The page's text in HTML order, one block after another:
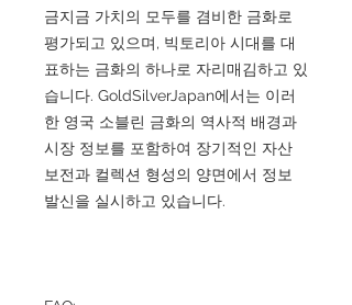
금지금 가치의 모두를 겸비한 금화로
평가되고 있으며, 빅토리아 시대를 대
표하는 금화의 하나로 자리매김하고 있
습니다. GoldSilverJapan에서는 이러
한 영국 소블린 금화의 역사적 배경과
시장 정보를 포함하여 장기적인 자산
보전과 컬렉션 형성의 양면에서 정보
발신을 실시하고 있습니다.